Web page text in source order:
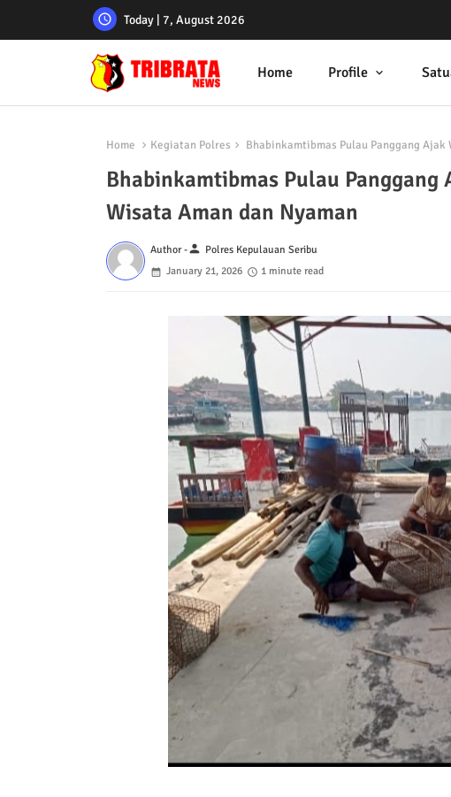
Today | 7, August 2026
Home Profile
Home Kegiatan Polres Bhabinkamtibmas Pulau Panggang Ajak
Bhabinkamtibmas Pulau Panggang
Wisata Aman dan Nyaman
Author -person Polres Kepulauan Seribu
January 21, 2026
1 minute read